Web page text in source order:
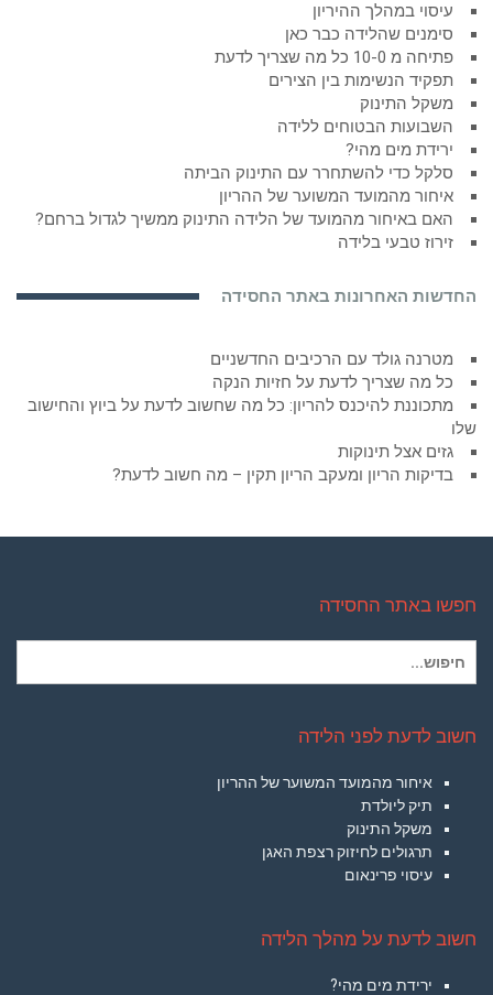
עיסוי במהלך ההיריון
סימנים שהלידה כבר כאן
פתיחה מ 10-0 כל מה שצריך לדעת
תפקיד הנשימות בין הצירים
משקל התינוק
השבועות הבטוחים ללידה
ירידת מים מהי?
סלקל כדי להשתחרר עם התינוק הביתה
איחור מהמועד המשוער של ההריון
האם באיחור מהמועד של הלידה התינוק ממשיך לגדול ברחם?
זירוז טבעי בלידה
החדשות האחרונות באתר החסידה
מטרנה גולד עם הרכיבים החדשניים
כל מה שצריך לדעת על חזיות הנקה
מתכוננת להיכנס להריון: כל מה שחשוב לדעת על ביוץ והחישוב
שלו
גזים אצל תינוקות
בדיקות הריון ומעקב הריון תקין – מה חשוב לדעת?
חפשו באתר החסידה
עבור:
חשוב לדעת לפני הלידה
איחור מהמועד המשוער של ההריון
תיק ליולדת
משקל התינוק
תרגולים לחיזוק רצפת האגן
עיסוי פרינאום
חשוב לדעת על מהלך הלידה
ירידת מים מהי?